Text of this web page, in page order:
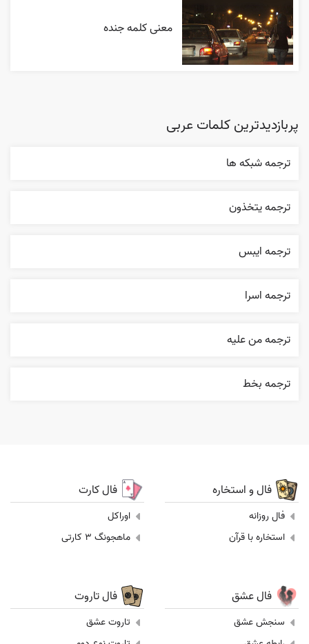
معنی کلمه جنده
پربازدیدترین کلمات عربی
ترجمه شبکه ها
ترجمه يتخذون
ترجمه ايبس
ترجمه اسرا
ترجمه من عليه
ترجمه بخط
فال و استخاره
فال روزانه
استخاره با قرآن
فال کارت
اوراکل
ماهجونگ 3 کارتی
فال عشق
سنجش عشق
فال تاروت
تاروت عشق